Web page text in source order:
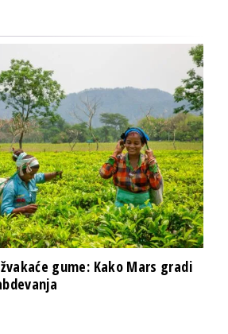
gume: Kako Mars gradi